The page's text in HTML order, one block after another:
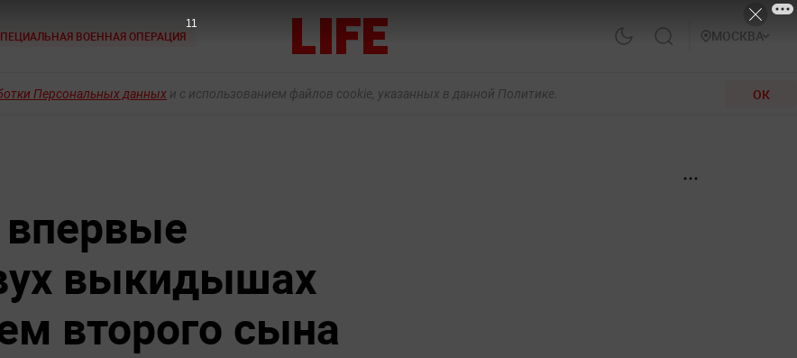
ВОЕННАЯ ОПЕРАЦИЯ МОСКВА
Персональных данных и с использованием файлов cookie, указанных в данной Политике. ОК
выкидышах
второго сына
10